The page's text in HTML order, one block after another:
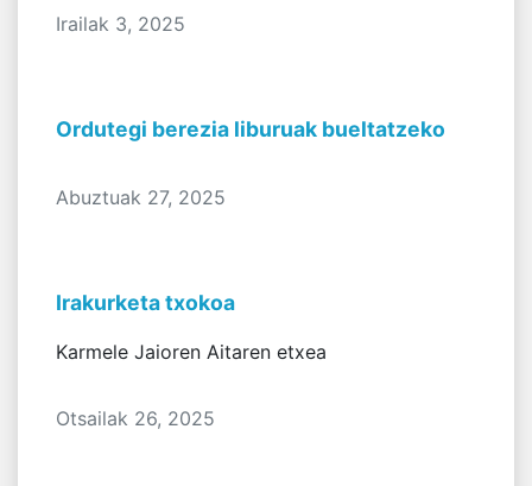
Irailak 3, 2025
Ordutegi berezia liburuak bueltatzeko
Abuztuak 27, 2025
Irakurketa txokoa
Karmele Jaioren Aitaren etxea
Otsailak 26, 2025